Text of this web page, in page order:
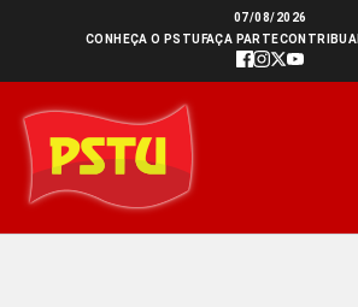
conteúdo
07/08/2026
CONHEÇA O PSTU FAÇA PARTECONTRIBUA